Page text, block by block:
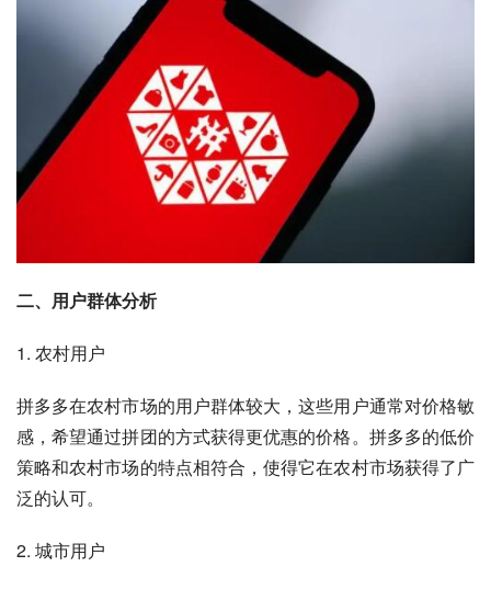
二、用户群体分析
1. 农村用户
拼多多在农村市场的用户群体较大，这些用户通常对价格敏
感，希望通过拼团的方式获得更优惠的价格。拼多多的低价
策略和农村市场的特点相符合，使得它在农村市场获得了广
泛的认可。
2. 城市用户